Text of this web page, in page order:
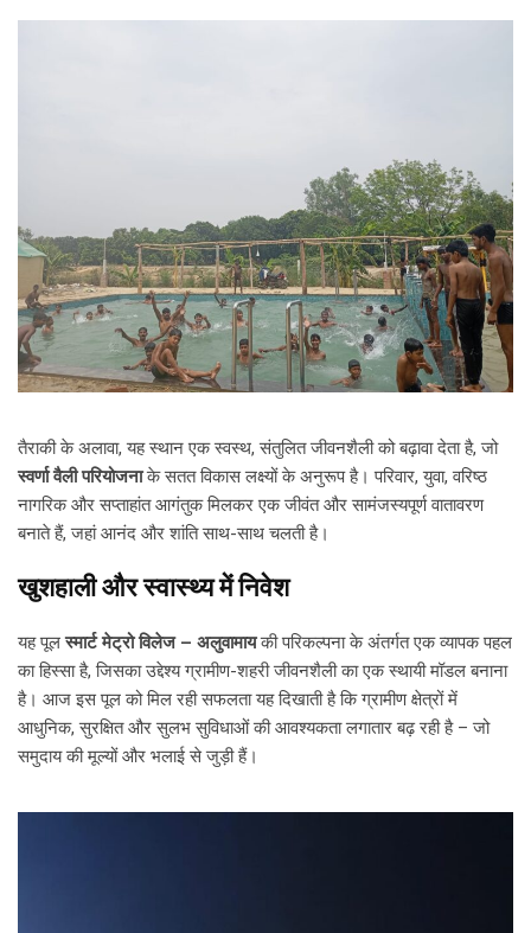
तैराकी के अलावा, यह स्थान एक स्वस्थ, संतुलित जीवनशैली को बढ़ावा देता है, जो
स्वर्णा वैली परियोजनाके सतत विकास लक्ष्यों के अनुरूप है। परिवार, युवा, वरिष्ठ
नागरिक और सप्ताहांत आगंतुक मिलकर एक जीवंत और सामंजस्यपूर्ण वातावरण
बनाते हैं, जहां आनंद और शांति साथ-साथ चलती है।
खुशहाली और स्वास्थ्य में निवेश
यह पूलस्मार्ट मेट्रो विलेज – अलुवामायकी परिकल्पना के अंतर्गत एक व्यापक पहल
का हिस्सा है, जिसका उद्देश्य ग्रामीण-शहरी जीवनशैली का एक स्थायी मॉडल बनाना
है। आज इस पूल को मिल रही सफलता यह दिखाती है कि ग्रामीण क्षेत्रों में
आधुनिक, सुरक्षित और सुलभ सुविधाओं की आवश्यकता लगातार बढ़ रही है – जो
समुदाय की मूल्यों और भलाई से जुड़ी हैं।